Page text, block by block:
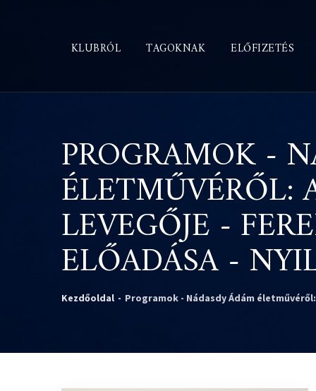
KLUBRÓL TAGOKNAK ELŐFIZETÉS
PROGRAMOK -
ÉLETMŰVÉRŐL:
LEVEGŐJE -
ELŐADÁSA -
Kezdőoldal - Programok - Nádasdy Ádám életművéről: